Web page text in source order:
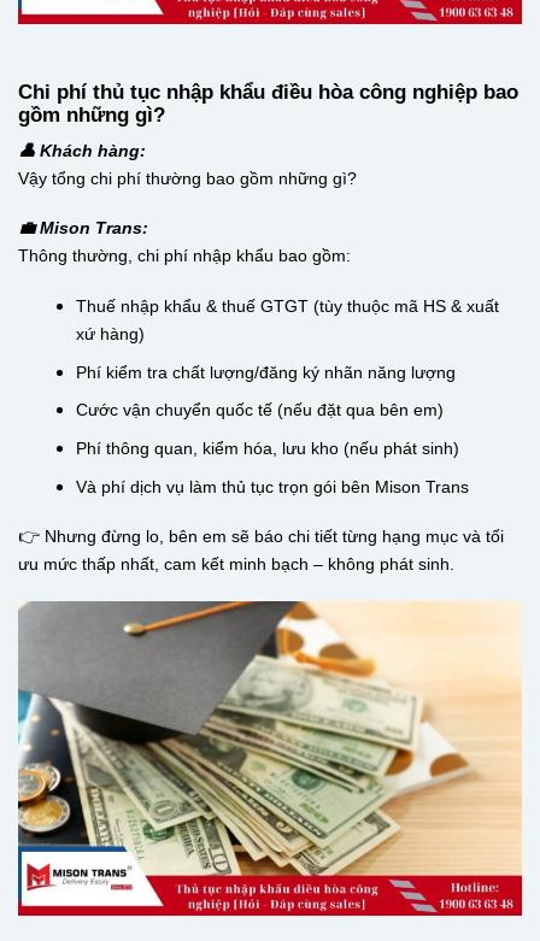
Chi phí thủ tục nhập khẩu điều hòa công nghiệp bao
gồm những gì?
👤 Khách hàng:
Vậy tổng chi phí thường bao gồm những gì?
💼 Mison Trans:
Thông thường, chi phí nhập khẩu bao gồm:
Thuế nhập khẩu & thuế GTGT (tùy thuộc mã HS & xuất
xứ hàng)
Phí kiểm tra chất lượng/đăng ký nhãn năng lượng
Cước vận chuyển quốc tế (nếu đặt qua bên em)
Phí thông quan, kiểm hóa, lưu kho (nếu phát sinh)
Và phí dịch vụ làm thủ tục trọn gói bên Mison Trans
👉 Nhưng đừng lo, bên em sẽ báo chi tiết từng hạng mục và tối
ưu mức thấp nhất, cam kết minh bạch – không phát sinh.